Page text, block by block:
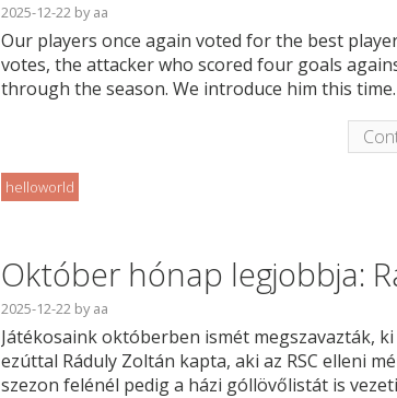
2025-12-22byaa
Our players once again voted for the best
votes, the attacker who scored four goals
through the season. We introduce him this time.
helloworld
Október hónap legjobbja:
2025-12-22byaa
Játékosaink októberben ismét megszavazták,
ezúttal Ráduly Zoltán kapta, aki az RSC elleni
szezon felénél pedig a házi góllövőlistát is